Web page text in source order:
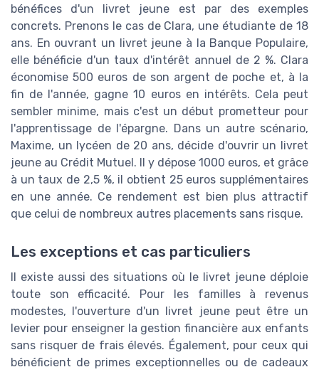
bénéfices d'un livret jeune est par des exemples
concrets. Prenons le cas de Clara, une étudiante de 18
ans. En ouvrant un livret jeune à la Banque Populaire,
elle bénéficie d'un taux d'intérêt annuel de 2 %. Clara
économise 500 euros de son argent de poche et, à la
fin de l'année, gagne 10 euros en intérêts. Cela peut
sembler minime, mais c'est un début prometteur pour
l'apprentissage de l'épargne. Dans un autre scénario,
Maxime, un lycéen de 20 ans, décide d'ouvrir un livret
jeune au Crédit Mutuel. Il y dépose 1000 euros, et grâce
à un taux de 2,5 %, il obtient 25 euros supplémentaires
en une année. Ce rendement est bien plus attractif
que celui de nombreux autres placements sans risque.
Les exceptions et cas particuliers
Il existe aussi des situations où le livret jeune déploie
toute son efficacité. Pour les familles à revenus
modestes, l'ouverture d'un livret jeune peut être un
levier pour enseigner la gestion financière aux enfants
sans risquer de frais élevés. Également, pour ceux qui
bénéficient de primes exceptionnelles ou de cadeaux